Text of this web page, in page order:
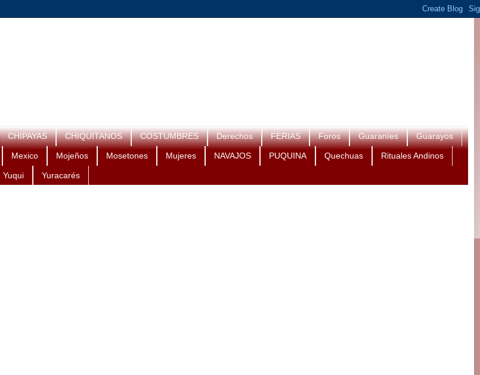
CHIPAYAS CHIQUITANOS COSTUMBRES Derechos FERIAS Foros Guaraníes Guarayos
Mexico Mojeños Mosetones Mujeres NAVAJOS PUQUINA Quechuas Rituales Andinos
Yuqui Yuracarés